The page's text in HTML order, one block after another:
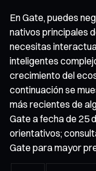
En Gate, puedes
nativos principales
necesitas
inteligentes
crecimiento del
continuación se
más recientes de
Gate a fecha de 25
orientativos;
Gate para mayor